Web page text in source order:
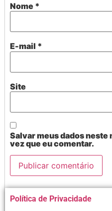
Nome *
E-mail *
Site
Salvar meus dados neste
vez que eu comentar.
Alternative:
Política de Privacidade